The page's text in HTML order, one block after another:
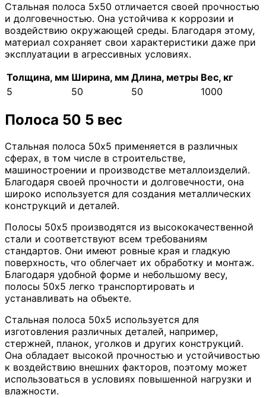
Стальная полоса 5х50 отличается своей прочностью
и долговечностью. Она устойчива к коррозии и
воздействию окружающей среды. Благодаря этому,
материал сохраняет свои характеристики даже при
эксплуатации в агрессивных условиях.
Толщина, мм Ширина, мм Длина, метры Вес, кг
5
50 50 1000
Полоса 50 5 вес
Стальная полоса 50х5 применяется в различных
сферах, в том числе в строительстве,
машиностроении и производстве металлоизделий.
Благодаря своей прочности и долговечности, она
широко используется для создания металлических
конструкций и деталей.
Полосы 50х5 производятся из высококачественной
стали и соответствуют всем требованиям
стандартов. Они имеют ровные края и гладкую
поверхность, что облегчает их обработку и монтаж.
Благодаря удобной форме и небольшому весу,
полосы 50х5 легко транспортировать и
устанавливать на объекте.
Стальная полоса 50х5 используется для
изготовления различных деталей, например,
стержней, планок, уголков и других конструкций.
Она обладает высокой прочностью и устойчивостью
к воздействию внешних факторов, поэтому может
использоваться в условиях повышенной нагрузки и
влажности.